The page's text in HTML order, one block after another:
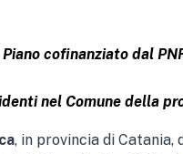
cofinanziato dal
nel Comune della
, in provincia di Catania,